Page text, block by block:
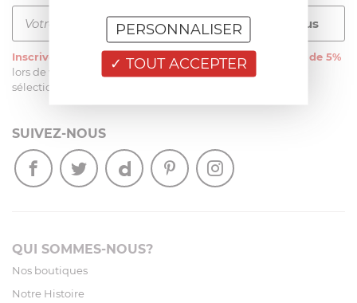
Inscrivez-vous à notre newsletter et recevezune remise de 5%
lors de votre première commande sur notre site sur une
sélection d’articles, hors soldes et promotions
SUIVEZ-NOUS
QUI SOMMES-NOUS?
Nos boutiques
Notre Histoire
TOUT ACCEPTER
PERSONNALISER